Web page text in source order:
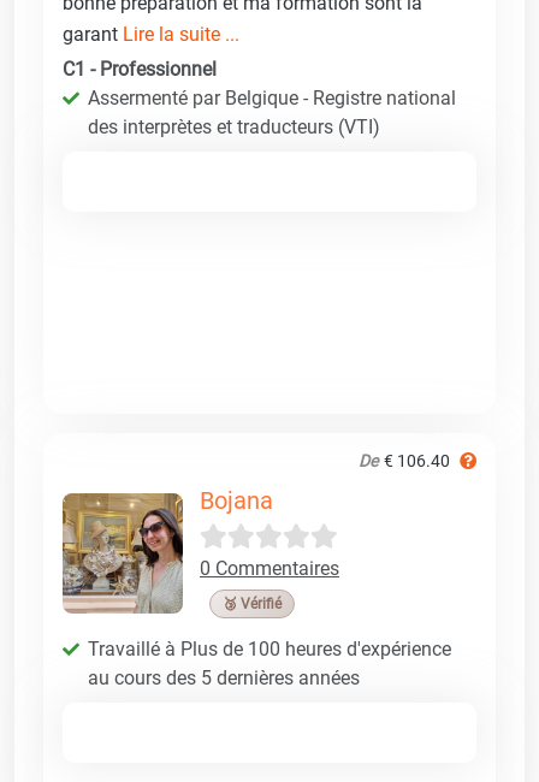
garant Lire la suite ...
C1 - Professionnel
Assermenté par Belgique - Registre national
des interprètes et traducteurs (VTI)
De € 106.40
Bojana
0 Commentaires
🥉 Vérifié
Travaillé à Plus de 100 heures d'expérience
au cours des 5 dernières années